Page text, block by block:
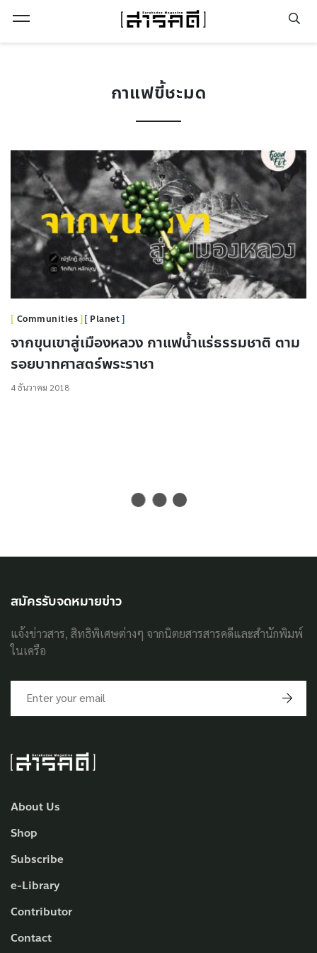
กาแฟขี้ชะมด
Communities Planet
จากขุนเขาสู่เมืองหลวง กาแฟน้ำแร่ธรรมชาติ ตาม
รอยบาทศาสตร์พระราชา
4 ธันวาคม 2018
About Us
Shop
Subscribe
e-Library
Contributor
Contact
สมัครรับจดหมายข่าว
แจ้งข่าวสาร, สิทธิพิเศษต่างๆ จากนิตยสารสารคดีและสำนักพิมพ์
ในเครือ